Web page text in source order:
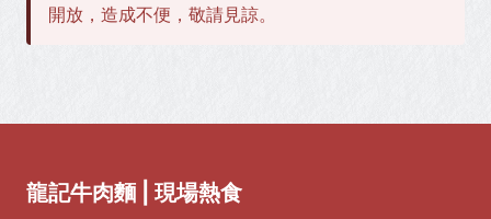
開放，造成不便，敬請見諒。
龍記牛肉麵 | 現場熱食